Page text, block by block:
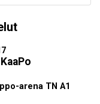
arena TN A1